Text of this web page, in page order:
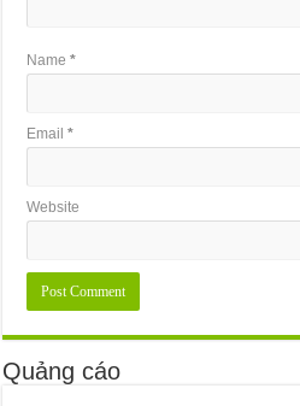
Name*
Email*
Website
Quảng cáo